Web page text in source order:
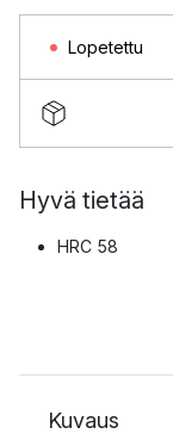
Lopetettu
Hyvä tietää
HRC 58
Kuvaus